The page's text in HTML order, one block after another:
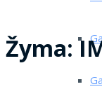
Žyma: